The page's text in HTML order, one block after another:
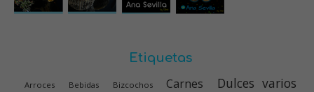
Etiquetas
Arroces Bebidas Bizcochos Carnes Dulces varios